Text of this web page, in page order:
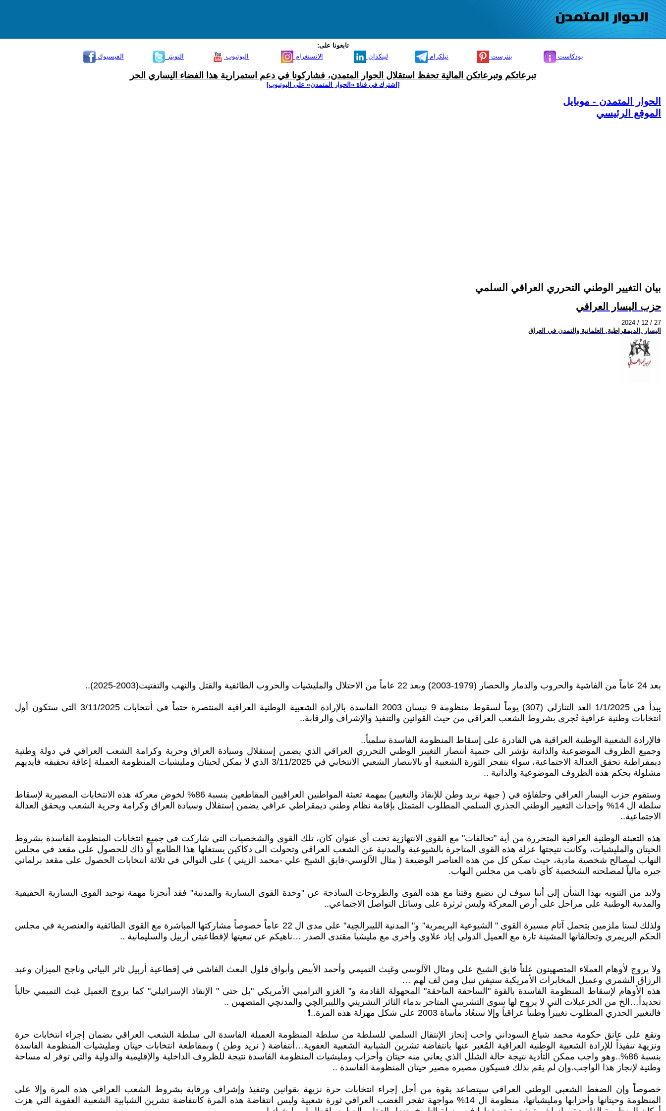
تابعونا على:
الفيسبوك
التويتر اليوتيوب الانستغرام لينكدإن تيلكرام بنترست بودكاست
تبرعاتكم وتبرعاتكن المالية تحفظ استقلال الحوار المتمدن، فشاركونا في دعم استمرارية هذا الفضاء اليساري الحر
[اشترك في قناة ‫«الحوار المتمدن» على اليوتيوب]
الحوار المتمدن - موبايل
الموقع الرئيسي
بيان التغيير الوطني التحرري العراقي السلمي
حزب اليسار العراقي
2024 / 12 / 27
اليسار ,الديمقراطية, العلمانية والتمدن في العراق
بعد 24 عاماً من الفاشية والحروب والدمار والحصار (1979-2003) وبعد 22 عاماً من الاحتلال والمليشيات والحروب الطائفية والقتل والنهب والتفتيت(2003-2025)..
‏‎يبدأ في 1/1/2025 العد التنازلي (307) يوماً لسقوط منظومة 9 نيسان 2003 الفاسدة بالإرادة الشعبية الوطنية العراقية المنتصرة حتماً في أنتخابات 3/11/2025 التي ستكون أول
انتخابات وطنية عراقية تُجرى بشروط الشعب العراقي من حيث القوانين والتنفيذ والإشراف والرقابة..
فالإرادة الشعبية الوطنية العراقية هي القادرة على إسقاط المنظومة الفاسدة سلمياً..
‎وجميع الظروف الموضوعية والذاتية تؤشر الى حتمية أنتصار التغيير الوطني التحرري العراقي الذي يضمن إستقلال وسيادة العراق وحرية وكرامة الشعب العراقي في دولة وطنية
ديمقراطية تحقق العدالة الاجتماعية، سواء بتفجر الثورة الشعبية أو بالانتصار الشعبي الانتخابي في 3/11/2025 الذي لا يمكن لحيتان ومليشيات المنظومة العميلة إعاقة تحقيقه فأيديهم
مشلولة بحكم هذه الظروف الموضوعية والذاتية ..
وستقوم حزب اليسار العراقي وحلفاؤه في ( جبهة نريد وطن للإنقاذ والتغيير) بمهمة تعبئة المواطنين العراقيين المقاطعين بنسبة 86% لخوض معركة هذه الانتخابات المصيرية لإسقاط
سلطة ال 14% وإحداث التغيير الوطني الجذري السلمي المطلوب المتمثل بإقامة نظام وطني ديمقراطي عراقي يضمن إستقلال وسيادة العراق وكرامة وحرية الشعب ويحقق العدالة
الاجتماعية..
هذه التعبئة الوطنية العراقية المتحررة من أية "تحالفات" مع القوى الانتهازية تحت أي عنوان كان، تلك القوى والشخصيات التي شاركت في جميع انتخابات المنظومة الفاسدة بشروط
الحيتان والمليشيات، وكانت نتيجتها عزلة هذه القوى المتاجرة بالشيوعية والمدنية عن الشعب العراقي وتحولت الى دكاكين يستغلها هذا الطامع أو ذاك للحصول على مقعد في مجلس
النهاب لمصالح شخصية مادية، حيث تمكن كل من هذه العناصر الوضيعة ( مثال الآلوسي-فايق الشيخ علي -محمد الزيني ) على التوالي في ثلاثة انتخابات الحصول على مقعد برلماني
جيره مالياً لمصلحته الشخصية كأي ناهب من مجلس النهاب.
ولابد من التنويه بهذا الشأن إلى أننا سوف لن تضيع وقتنا مع هذه القوى والطروحات الساذجة عن "وحدة القوى اليسارية والمدنية" فقد أنجزنا مهمة توحيد القوى اليسارية الحقيقية
والمدنية الوطنية على مراحل على أرض المعركة وليس ثرثرة على وسائل التواصل الاجتماعي..
ولذلك لسنا ملزمين بتحمل آثام مسيرة القوى " الشيوعية البريمرية" و" المدنية الليبرالچية" على مدى ال 22 عاماً خصوصاً مشاركتها المباشرة مع القوى الطائفية والعنصرية في مجلس
الحكم البريمري وتحالفاتها المشينة تارة مع العميل الدولي إياد علاوي وأخرى مع مليشيا مقتدى الصدر …ناهيكم عن تبعيتها لإقطاعيتي أربيل والسليمانية ..
ولا يروج لأوهام العملاء المتصهينون علناً فايق الشيخ علي ومثال الآلوسي وغيث التميمي وأحمد الأبيض وأبواق فلول البعث الفاشي في إقطاعية أربيل ثائر البياتي وناجح الميزان وعبد
الرزاق الشمري وعميل المخابرات الأمريكية ستيفن نبيل ومن لف لهم …
هذه الأوهام لإسقاط المنظومة الفاسدة بالقوة "الساحقة الماحقة" المجهولة القادمة و" الغزو الترامبي الأمريكي "بل حتى " الإنقاذ الإسرائيلي" كما يروج العميل غيث التميمي حالياً
تحديداً…الخ من الخزعبلات التي لا يروج لها سوى التشريبي المتاجر بدماء الثائر التشريني والليبرالچي والمدنچي المتصهين ..
‎وتقع على عاتق حكومة محمد شياع السوداني واحب إنجاز الإنتقال السلمي للسلطة من سلطة المنظومة العميلة الفاسدة الى سلطة الشعب العراقي بضمان إجراء انتخابات حرة
ونزيهة تنفيذاً للإرادة الشعبية الوطنية العراقية المُعبر عنها بانتفاضة تشرين الشبابية الشعبية العفوية…أنتفاضة ( نريد وطن ) وبمقاطعة انتخابات حيتان ومليشيات المنظومة الفاسدة
بنسبة 86%..وهو واجب ممكن التأدية نتيجة حالة الشلل الذي يعاني منه حيتان وأحزاب ومليشيات المنظومة الفاسدة نتيجة للظروف الداخلية والإقليمية والدولية والتي توفر له مساحة
وطنية لإنجاز هذا الواجب.وإن لم يقم بذلك فسيكون مصيره مصير حيتان المنظومة الفاسدة ..
خصوصاً وإن الضغط الشعبي الوطني العراقي سيتصاعد بقوة من أجل إجراء انتخابات حرة نزيهة بقوانين وتنفيذ وإشراف ورقابة بشروط الشعب العراقي هذه المرة وإلا على
المنظومة وحيتانها وأحزابها ومليشياتها، منظومة ال 14% مواجهة تفجر الغضب العراقي ثورة شعبية وليس انتفاضة هذه المرة كانتفاضة تشرين الشبابية الشعبية العفوية التي هزت